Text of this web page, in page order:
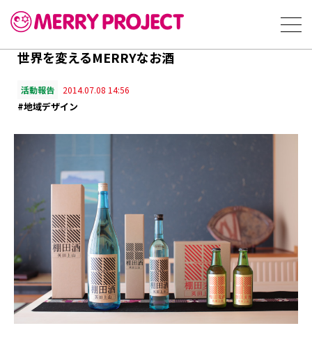
世界を変えるMERRYなお酒
活動報告 2014.07.08 14:56
#地域デザイン